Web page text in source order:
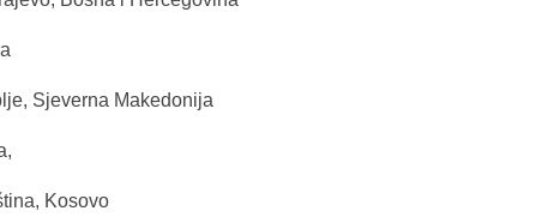
Sjeverna Makedonija
Kosovo